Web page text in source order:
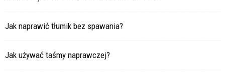
Jak naprawić tłumik bez spawania?
Jak używać taśmy naprawczej?